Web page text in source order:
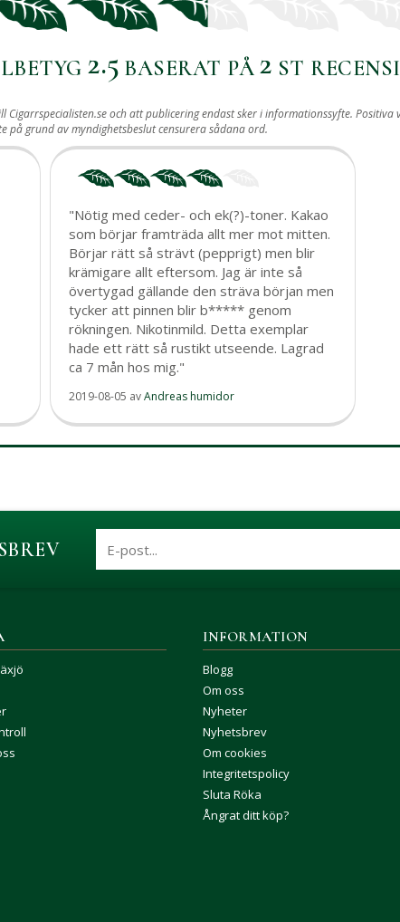
2.5 BASERAT PÅ 2 ST
och att publicering endast sker i informationssyfte.
på grund av myndighetsbeslut censurera sådana ord.
"Nötig med ceder- och ek(?)-toner. Kakao
som börjar framträda allt mer mot mitten.
Börjar rätt så strävt (pepprigt) men blir
krämigare allt eftersom. Jag är inte så
övertygad gällande den sträva början men
tycker att pinnen blir b***** genom
rökningen. Nikotinmild. Detta exemplar
hade ett rätt så rustikt utseende. Lagrad
ca 7 mån hos mig."
2019-08-05 avAndreas humidor
INFORMATION
Blogg
Om oss
Nyheter
Nyhetsbrev
Om cookies
Integritetspolicy
Sluta Röka
Ångrat ditt köp?